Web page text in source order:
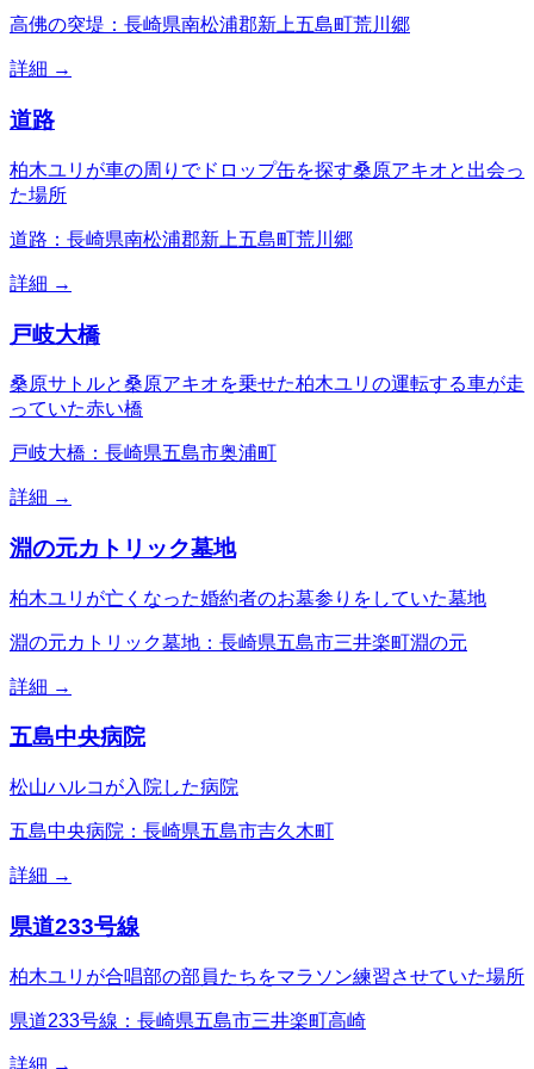
高佛の突堤：長崎県南松浦郡新上五島町荒川郷
詳細 →
道路
柏木ユリが車の周りでドロップ缶を探す桑原アキオと出会っ
た場所
道路：長崎県南松浦郡新上五島町荒川郷
詳細 →
戸岐大橋
桑原サトルと桑原アキオを乗せた柏木ユリの運転する車が走
っていた赤い橋
戸岐大橋：長崎県五島市奥浦町
詳細 →
淵の元カトリック墓地
柏木ユリが亡くなった婚約者のお墓参りをしていた墓地
淵の元カトリック墓地：長崎県五島市三井楽町淵の元
詳細 →
五島中央病院
松山ハルコが入院した病院
五島中央病院：長崎県五島市吉久木町
詳細 →
県道233号線
柏木ユリが合唱部の部員たちをマラソン練習させていた場所
県道233号線：長崎県五島市三井楽町高崎
詳細 →